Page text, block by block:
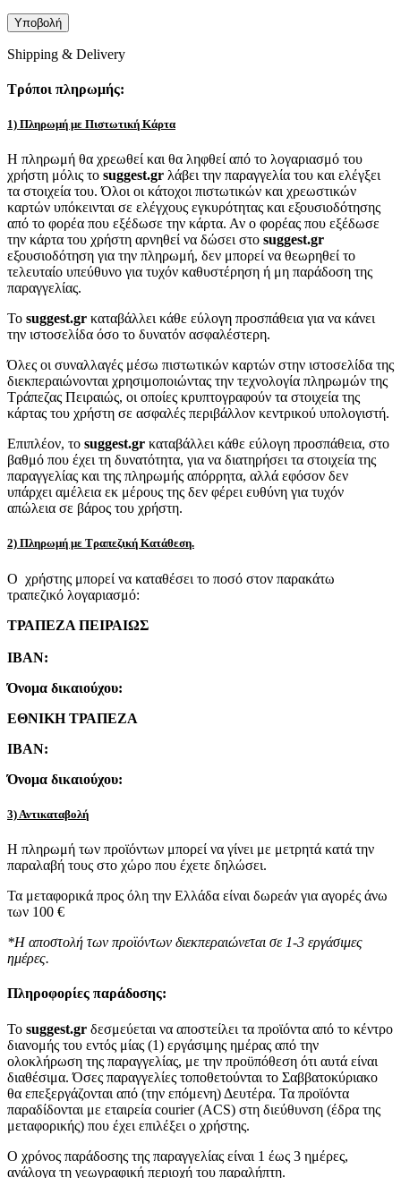
Shipping & Delivery
Τρόποι πληρωμής:
1) Πληρωμή με Πιστωτική Κάρτα
Η πληρωμή θα χρεωθεί και θα ληφθεί από το λογαριασμό του
χρήστη μόλις το suggest.gr λάβει την παραγγελία του και ελέγξει
τα στοιχεία του. Όλοι οι κάτοχοι πιστωτικών και χρεωστικών
καρτών υπόκεινται σε ελέγχους εγκυρότητας και εξουσιοδότησης
από το φορέα που εξέδωσε την κάρτα. Αν ο φορέας που εξέδωσε
την κάρτα του χρήστη αρνηθεί να δώσει στο suggest.gr
εξουσιοδότηση για την πληρωμή, δεν μπορεί να θεωρηθεί το
τελευταίο υπεύθυνο για τυχόν καθυστέρηση ή μη παράδοση της
παραγγελίας.
Το suggest.gr καταβάλλει κάθε εύλογη προσπάθεια για να κάνει
την ιστοσελίδα όσο το δυνατόν ασφαλέστερη.
Όλες οι συναλλαγές μέσω πιστωτικών καρτών στην ιστοσελίδα της
διεκπεραιώνονται χρησιμοποιώντας την τεχνολογία πληρωμών της
Τράπεζας Πειραιώς, οι οποίες κρυπτογραφούν τα στοιχεία της
κάρτας του χρήστη σε ασφαλές περιβάλλον κεντρικού υπολογιστή.
Επιπλέον, το suggest.gr καταβάλλει κάθε εύλογη προσπάθεια, στο
βαθμό που έχει τη δυνατότητα, για να διατηρήσει τα στοιχεία της
παραγγελίας και της πληρωμής απόρρητα, αλλά εφόσον δεν
υπάρχει αμέλεια εκ μέρους της δεν φέρει ευθύνη για τυχόν
απώλεια σε βάρος του χρήστη.
2) Πληρωμή με Τραπεζική Κατάθεση.
Ο χρήστης μπορεί να καταθέσει το ποσό στον παρακάτω
τραπεζικό λογαριασμό:
ΤΡΑΠΕΖΑ ΠΕΙΡΑΙΩΣ
IBAN:
Όνομα δικαιούχου:
ΕΘΝΙΚΗ ΤΡΑΠΕΖΑ
IBAN:
Όνομα δικαιούχου:
3) Αντικαταβολή
Η πληρωμή των προϊόντων μπορεί να γίνει με μετρητά κατά την
παραλαβή τους στο χώρο που έχετε δηλώσει.
Τα μεταφορικά προς όλη την Ελλάδα είναι δωρεάν για αγορές άνω
των 100 €
*Η αποστολή των προϊόντων διεκπεραιώνεται σε 1-3 εργάσιμες
ημέρες.
Πληροφορίες παράδοσης:
To suggest.gr δεσμεύεται να αποστείλει τα προϊόντα από το κέντρο
διανομής του εντός μίας (1) εργάσιμης ημέρας από την
ολοκλήρωση της παραγγελίας, με την προϋπόθεση ότι αυτά είναι
διαθέσιμα. Όσες παραγγελίες τοποθετούνται το Σαββατοκύριακο
θα επεξεργάζονται από (την επόμενη) Δευτέρα. Τα προϊόντα
παραδίδονται με εταιρεία courier (ACS) στη διεύθυνση (έδρα της
μεταφορικής) που έχει επιλέξει ο χρήστης.
Ο χρόνος παράδοσης της παραγγελίας είναι 1 έως 3 ημέρες,
ανάλογα τη γεωγραφική περιοχή του παραλήπτη.